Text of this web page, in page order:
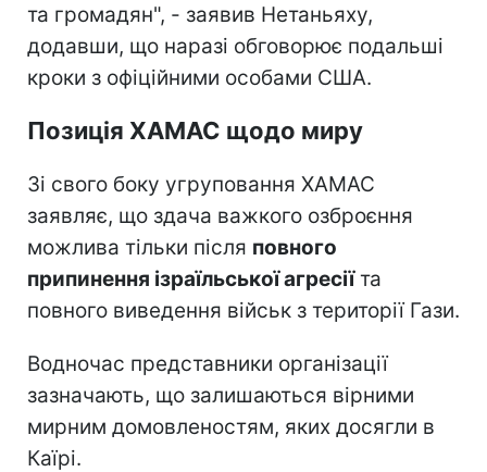
та громадян", - заявив Нетаньяху,
додавши, що наразі обговорює подальші
кроки з офіційними особами США.
Позиція ХАМАС щодо миру
Зі свого боку угруповання ХАМАС
заявляє, що здача важкого озброєння
можлива тільки після повного
припинення ізраїльської агресіїта
повного виведення військ з території Гази.
Водночас представники організації
зазначають, що залишаються вірними
мирним домовленостям, яких досягли в
Каїрі.